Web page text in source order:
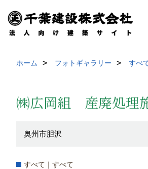
ホーム フォトギャラリー すべ
㈱広岡組 産廃処理
奥州市胆沢
すべて｜すべて